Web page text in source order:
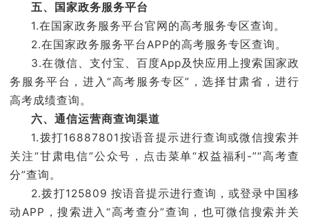
五、国家政务服务平台
1.在国家政务服务平台官网的高考服务专区查询。
2.在国家政务服务平台APP的高考服务专区查询。
3.在微信、支付宝、百度App及快应用上搜索国家政
务服务平台，进入“高考服务专区”，选择甘肃省，进行
高考成绩查询。
六、通信运营商查询渠道
1.拨打16887801按语音提示进行查询或微信搜索并
关注“甘肃电信”公众号，点击菜单“权益福利-”“高考查
分”查询。
2.拨打125809 按语音提示进行查询，或登录中国移
动APP，搜索进入“高考查分”查询，也可微信搜索并关